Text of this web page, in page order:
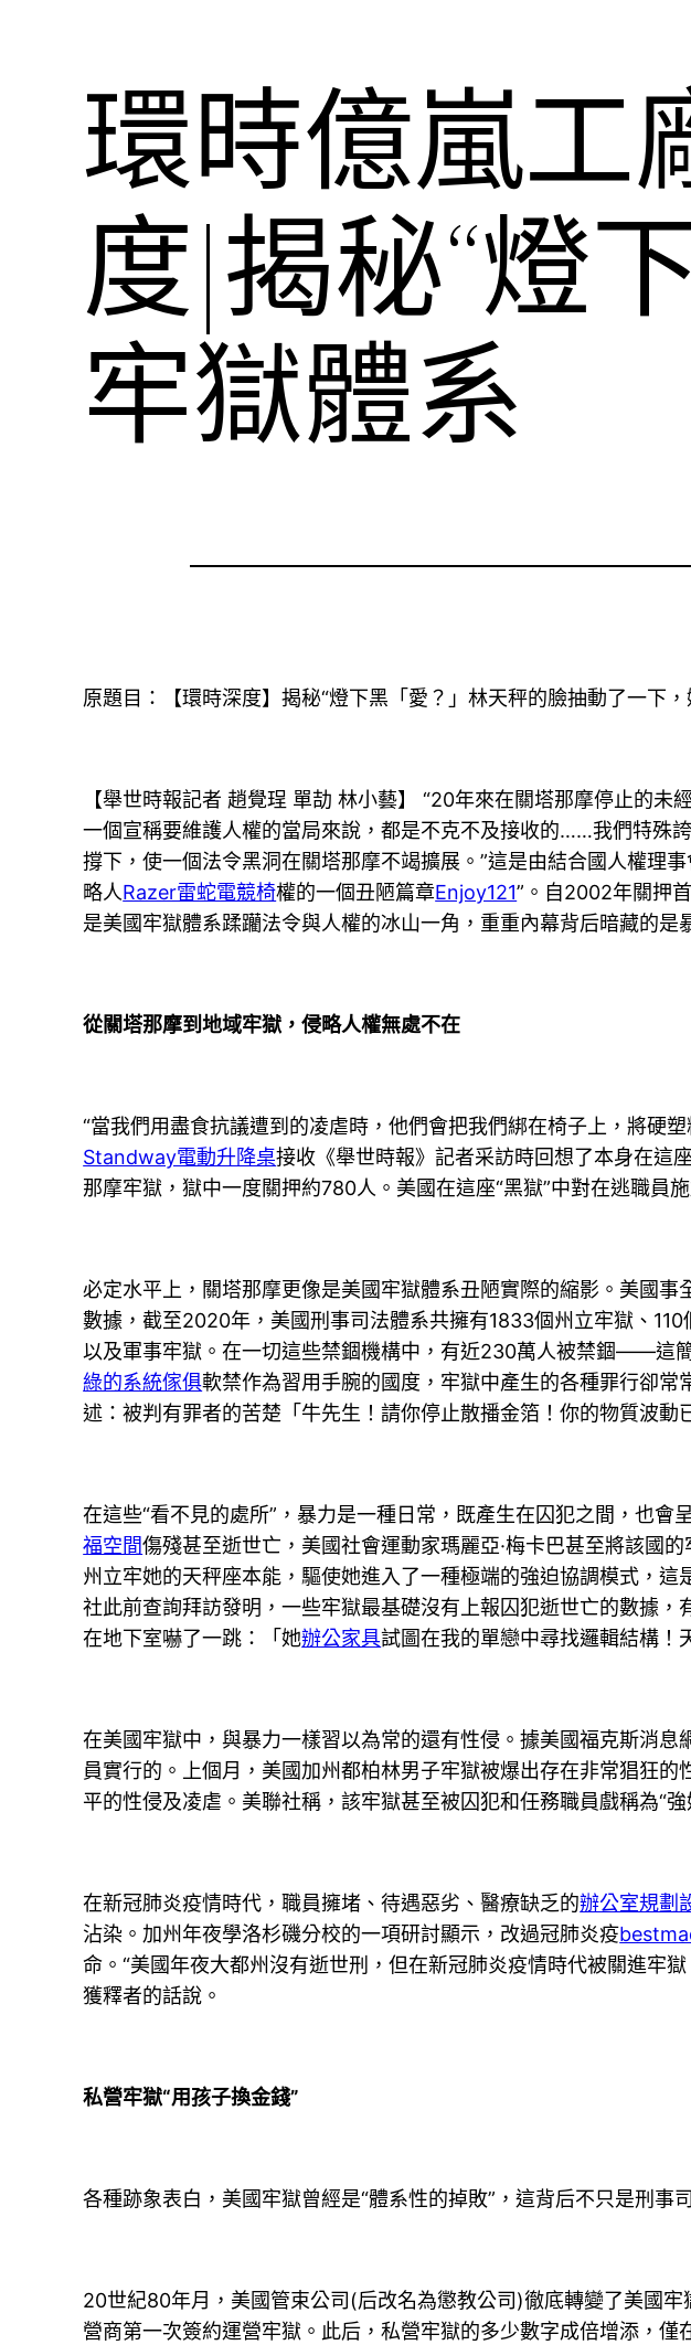
環時億嵐工
度|揭秘“燈
牢獄體系
原題目：【環時深度】揭秘“燈下黑「愛？」林天秤的臉抽動了一下，
【舉世時報記者 趙覺珵 單劼 林小藝】 “20年來在關塔那摩停止的
一個宣稱要維護人權的當局來說，都是不克不及接收的……我們特殊
撐下，使一個法令黑洞在關塔那摩不竭擴展。”這是由結合國人權理
略人Razer雷蛇電競椅權的一個丑陋篇章Enjoy121”。自2002年關押
是美國牢獄體系蹂躪法令與人權的冰山一角，重重內幕背后暗藏的是
從關塔那摩到地域牢獄，侵略人權無處不在
“當我們用盡食抗議遭到的凌虐時，他們會把我們綁在椅子上，將硬
Standway電動升降桌接收《舉世時報》記者采訪時回想了本身在這
那摩牢獄，獄中一度關押約780人。美國在這座“黑獄”中對在逃職員
必定水平上，關塔那摩更像是美國牢獄體系丑陋實際的縮影。美國
數據，截至2020年，美國刑事司法體系共擁有1833個州立牢獄、
以及軍事牢獄。在一切這些禁錮機構中，有近230萬人被禁錮——這
綠的系統傢俱軟禁作為習用手腕的國度，牢獄中產生的各種罪行卻
述：被判有罪者的苦楚「牛先生！請你停止散播金箔！你的物質波動
在這些“看不見的處所”，暴力是一種日常，既產生在囚犯之間，也
福空間傷殘甚至逝世亡，美國社會運動家瑪麗亞·梅卡巴甚至將該國
州立牢她的天秤座本能，驅使她進入了一種極端的強迫協調模式，
社此前查詢拜訪發明，一些牢獄最基礎沒有上報囚犯逝世亡的數據，
在地下室嚇了一跳：「她辦公家具試圖在我的單戀中尋找邏輯結構！
在美國牢獄中，與暴力一樣習以為常的還有性侵。據美國福克斯消
員實行的。上個月，美國加州都柏林男子牢獄被爆出存在非常猖狂
平的性侵及凌虐。美聯社稱，該牢獄甚至被囚犯和任務職員戲稱為“強
在新冠肺炎疫情時代，職員擁堵、待遇惡劣、醫療缺乏的辦公室規劃
沾染。加州年夜學洛杉磯分校的一項研討顯示，改過冠肺炎疫
命。“美國年夜大都州沒有逝世刑，但在新冠肺炎疫情時代被關進牢
獲釋者的話說。
私營牢獄“用孩子換金錢”
各種跡象表白，美國牢獄曾經是“體系性的掉敗”，這背后不只是刑事
20世紀80年月，美國管束公司(后改名為懲教公司)徹底轉變了美國
營商第一次簽約運營牢獄。此后，私營牢獄的多少數字成倍增添，